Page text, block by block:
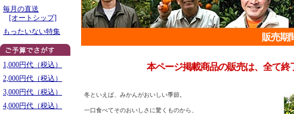
毎月の直送
[オートシップ]
もったいない特集
1,000円代（税込）
2,000円代（税込）
3,000円代（税込）
4,000円代（税込）
販売期
本ページ掲載商品の販売は、全て終
冬といえば、みかんがおいしい季節。
一口食べてそのおいしさに驚くものから、